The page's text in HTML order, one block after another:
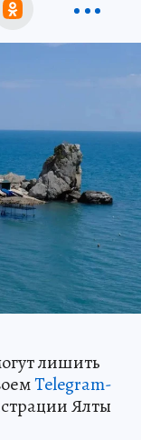
лишить
Telegram-
Ялты